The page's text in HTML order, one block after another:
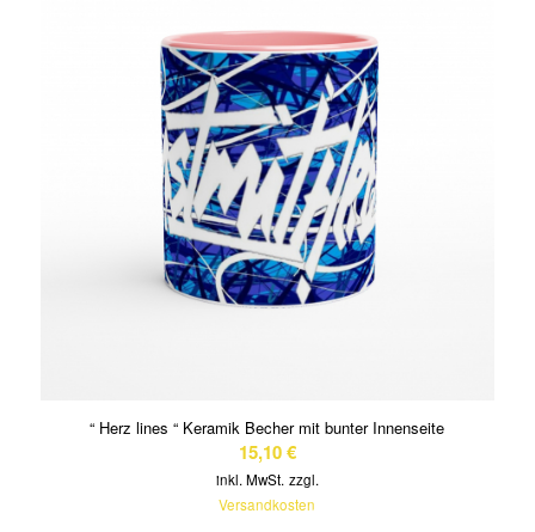
“ Herz lines “ Keramik Becher mit bunter Innenseite
15,10€
inkl. MwSt. zzgl.
Versandkosten